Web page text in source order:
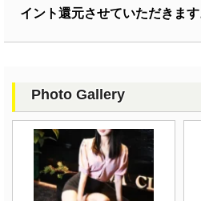
イント還元させていただきます
Photo Gallery